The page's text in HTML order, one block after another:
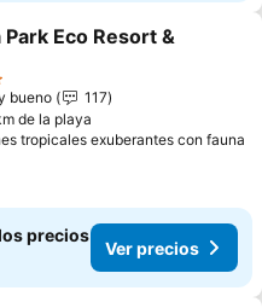
a favoritos
Park Eco Resort &
bueno
117
de la playa
tropicales exuberantes con fauna
precios
Ver precios